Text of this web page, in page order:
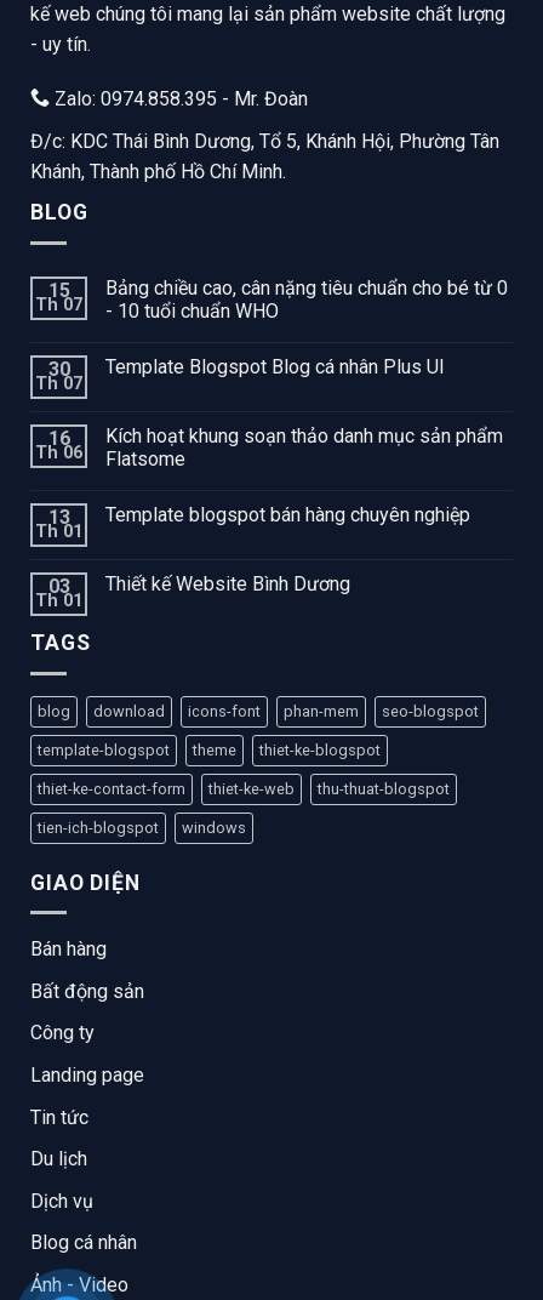
kế web chúng tôi mang lại sản phẩm website chất lượng
- uy tín.
Zalo: 0974.858.395 - Mr. Đoàn
Đ/c: KDC Thái Bình Dương, Tổ 5, Khánh Hội, Phường Tân
Khánh, Thành phố Hồ Chí Minh.
BLOG
15
Th 07
Bảng chiều cao, cân nặng tiêu chuẩn cho bé từ 0
- 10 tuổi chuẩn WHO
30
Th 07
Template Blogspot Blog cá nhân Plus UI
16
Th 06
Kích hoạt khung soạn thảo danh mục sản phẩm
Flatsome
13
Th 01
Template blogspot bán hàng chuyên nghiệp
03
Th 01
Thiết kế Website Bình Dương
TAGS
blog download icons-font phan-mem seo-blogspot
template-blogspot theme thiet-ke-blogspot
thiet-ke-contact-form thiet-ke-web thu-thuat-blogspot
tien-ich-blogspot windows
GIAO DIỆN
Bán hàng
Bất động sản
Công ty
Landing page
Tin tức
Du lịch
Dịch vụ
Blog cá nhân
Ảnh - Video